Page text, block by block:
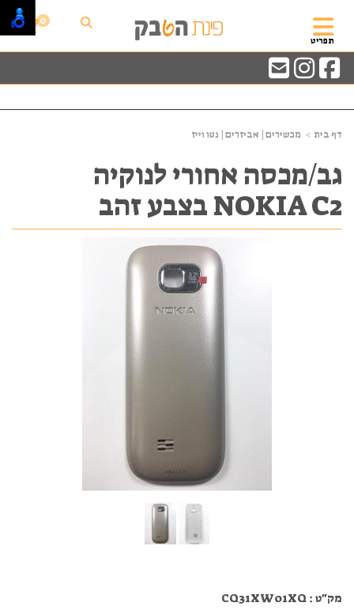
תפריט
0
דף בית מכשירים | אביזרים | נטו וייז
גב/מכסה אחורי לנוקיה
NOKIA C2 בצבע זהב
מק"ט : CQ31XW01XQ